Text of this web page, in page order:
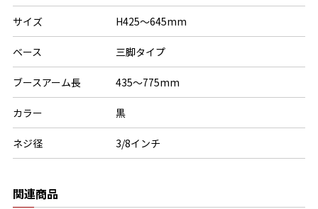
サイズ H425〜645mm
ベース 三脚タイプ
ブースアーム長 435〜775mm
カラー 黒
ネジ径 3/8インチ
関連商品